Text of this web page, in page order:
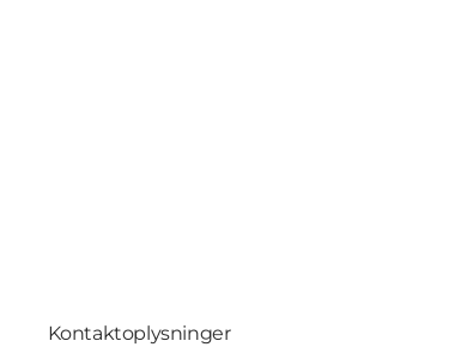
Kontaktoplysninger